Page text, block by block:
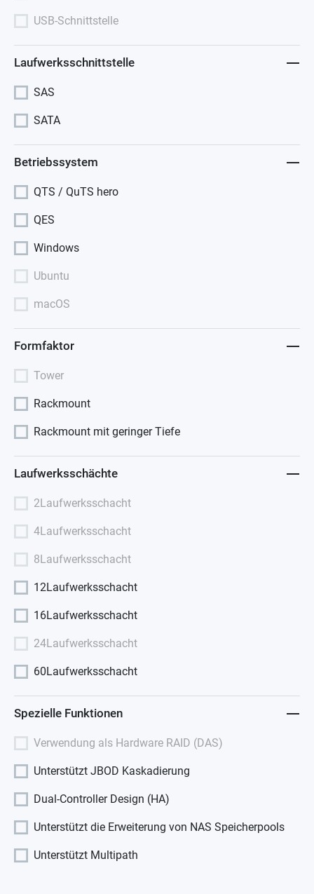
USB-Schnittstelle
Laufwerksschnittstelle
SAS
SATA
Betriebssystem
QTS / QuTS hero
QES
Windows
Ubuntu
macOS
Formfaktor
Tower
Rackmount
Rackmount mit geringer Tiefe
Laufwerksschächte
2Laufwerksschacht
4Laufwerksschacht
8Laufwerksschacht
12Laufwerksschacht
16Laufwerksschacht
24Laufwerksschacht
60Laufwerksschacht
Spezielle Funktionen
Verwendung als Hardware RAID (DAS)
Unterstützt JBOD Kaskadierung
Dual-Controller Design (HA)
Unterstützt die Erweiterung von NAS Speicherpools
Unterstützt Multipath